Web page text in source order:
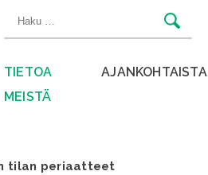
Haku:
TIETOA
MEISTÄ
AJANKOHTAISTA
tilan periaatteet